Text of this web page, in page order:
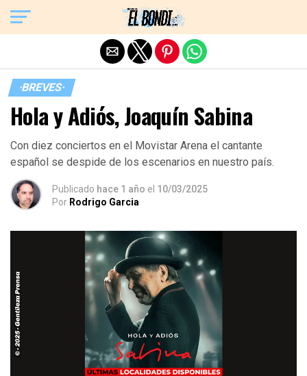
·BREVES·
Hola y Adiós, Joaquín Sabina
Con diez conciertos en el Movistar Arena el cantante
español se despide de los escenarios en nuestro país.
Publicado hace 1 año el 10/03/2025
Por Rodrigo Garcia
Exit mobile version